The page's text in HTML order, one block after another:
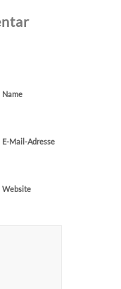
Name
E-Mail-Adresse
Website